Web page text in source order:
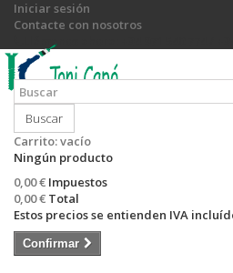
Iniciar sesión
Contacte con nosotros
Llámanos ahora:
Buscar
Carrito:vacío
Ningún producto
0,00 € Impuestos
0,00 € Total
Estos precios se entienden IVA
Confirmar